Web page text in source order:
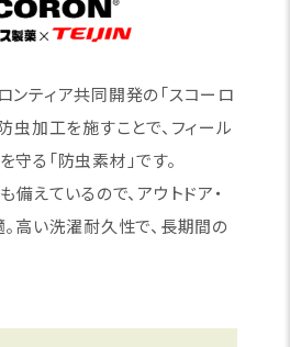
ンティア共同開発の「スコーロ
虫加工を施すことで、フィール
る「防虫素材」です。
備えているので、アウトドア・
。高い洗濯耐久性で、長期間の